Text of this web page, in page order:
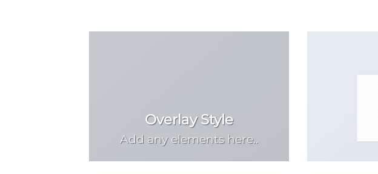
Overlay Style
Add any elements here..